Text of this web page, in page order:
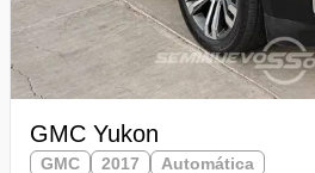
GMC Yukon
GMC 2017
Automática